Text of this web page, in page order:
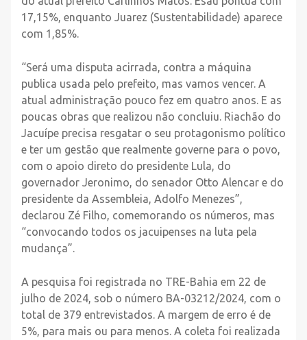
17,15%, enquanto Juarez (Sustentabilidade) aparece
com 1,85%.
“Será uma disputa acirrada, contra a máquina
publica usada pelo prefeito, mas vamos vencer. A
atual administração pouco fez em quatro anos. E as
poucas obras que realizou não concluiu. Riachão do
Jacuípe precisa resgatar o seu protagonismo político
e ter um gestão que realmente governe para o povo,
com o apoio direto do presidente Lula, do
governador Jeronimo, do senador Otto Alencar e do
presidente da Assembleia, Adolfo Menezes”,
declarou Zé Filho, comemorando os números, mas
“convocando todos os jacuipenses na luta pela
mudança”.
A pesquisa foi registrada no TRE-Bahia em 22 de
julho de 2024, sob o número BA-03212/2024, com o
total de 379 entrevistados. A margem de erro é de
5%, para mais ou para menos. A coleta foi realizada